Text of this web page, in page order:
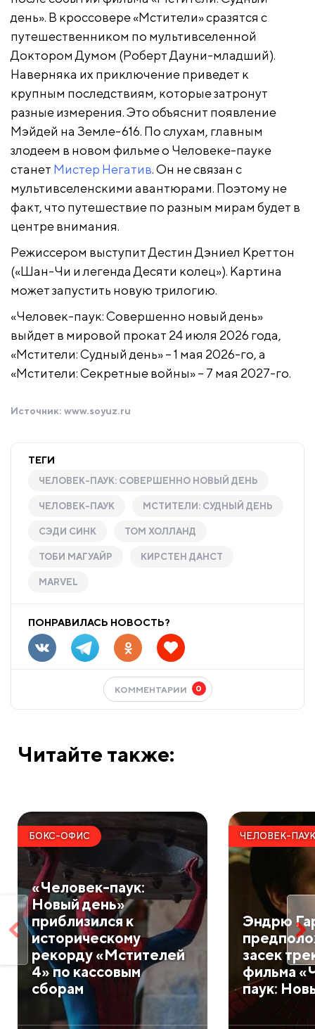
день». В кроссовере «Мстители» сразятся с
путешественником по мультивселенной
Доктором Думом (Роберт Дауни-младший).
Наверняка их приключение приведет к
крупным последствиям, которые затронут
разные измерения. Это объяснит появление
Мэйдей на Земле-616. По слухам, главным
злодеем в новом фильме о Человеке-пауке
станет Мистер Негатив. Он не связан с
мультивселенскими авантюрами. Поэтому не
факт, что путешествие по разным мирам будет в
центре внимания.
Режиссером выступит Дестин Дэниел Креттон
(«Шан-Чи и легенда Десяти колец»). Картина
может запустить новую трилогию.
«Человек-паук: Совершенно новый день»
выйдет в мировой прокат 24 июля 2026 года,
«Мстители: Судный день» – 1 мая 2026-го, а
«Мстители: Секретные войны» – 7 мая 2027-го.
Источник: www.soyuz.ru
ТЕГИ
ЧЕЛОВЕК-ПАУК: СОВЕРШЕННО НОВЫЙ ДЕНЬ
ЧЕЛОВЕК-ПАУК МСТИТЕЛИ: СУДНЫЙ ДЕНЬ
СЭДИ СИНК ТОМ ХОЛЛАНД
ТОБИ МАГУАЙР КИРСТЕН ДАНСТ
MARVEL
ПОНРАВИЛАСЬ НОВОСТЬ?
КОММЕНТАРИИ 0
Читайте также:
БОКС-ОФИС
«Человек-паук:
Новый день»
приблизился к
историческому
рекорду «Мстителей
4» по кассовым
сборам
ЧЕЛОВЕК-ПАУК
Эндрю
засек
фильма
паук: